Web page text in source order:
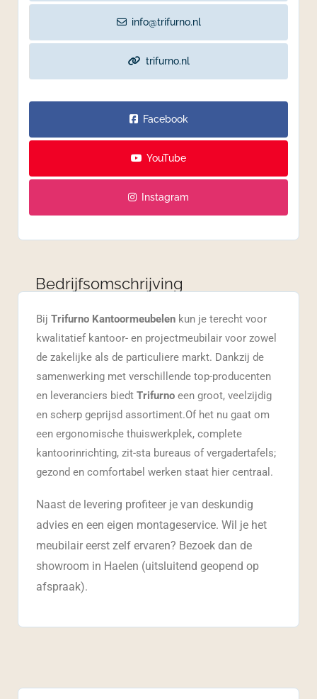
info@trifurno.nl
trifurno.nl
Facebook
YouTube
Instagram
Bedrijfsomschrijving
Bij Trifurno Kantoormeubelen kun je terecht voor
kwalitatief kantoor- en projectmeubilair voor zowel
de zakelijke als de particuliere markt. Dankzij de
samenwerking met verschillende top-producenten
en leveranciers biedt Trifurno een groot, veelzijdig
en scherp geprijsd assortiment.Of het nu gaat om
een ergonomische thuiswerkplek, complete
kantoorinrichting, zit-sta bureaus of vergadertafels;
gezond en comfortabel werken staat hier centraal.
Naast de levering profiteer je van deskundig
advies en een eigen montageservice. Wil je het
meubilair eerst zelf ervaren? Bezoek dan de
showroom in Haelen (uitsluitend geopend op
afspraak).